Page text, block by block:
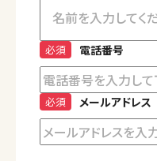
電話番号
必須
メールアドレス
必須